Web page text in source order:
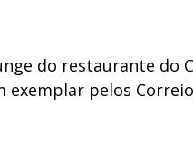
do restaurante do
exemplar pelos